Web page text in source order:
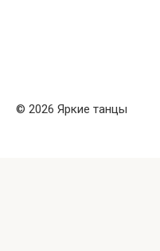
© 2026 Яркие танцы